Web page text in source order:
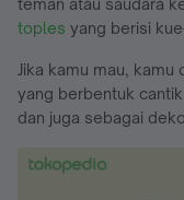
toples yang berisi
Jika kamu mau,
yang berbentuk
dan juga sebagai